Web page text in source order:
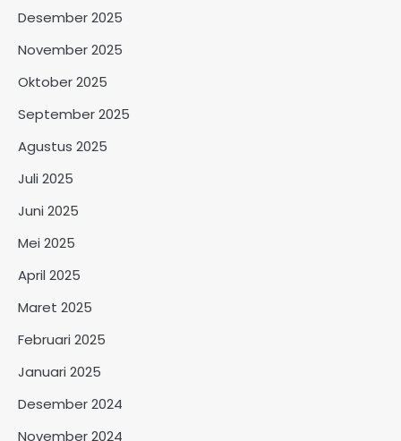
Desember 2025
November 2025
Oktober 2025
September 2025
Agustus 2025
Juli 2025
Juni 2025
Mei 2025
April 2025
Maret 2025
Februari 2025
Januari 2025
Desember 2024
November 2024